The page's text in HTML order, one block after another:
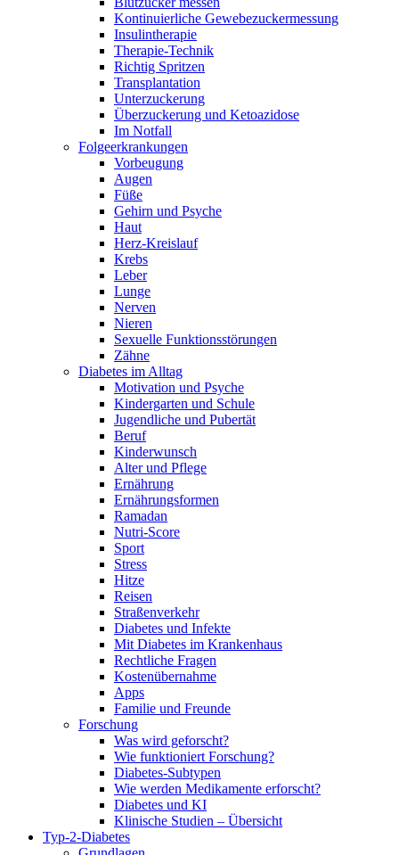
Kontinuierliche Gewebezuckermessung
Insulintherapie
Therapie-Technik
Richtig Spritzen
Transplantation
Unterzuckerung
Überzuckerung und Ketoazidose
Im Notfall
Folgeerkrankungen
Vorbeugung
Augen
Füße
Gehirn und Psyche
Haut
Herz-Kreislauf
Krebs
Leber
Lunge
Nerven
Nieren
Sexuelle Funktionsstörungen
Zähne
Diabetes im Alltag
Motivation und Psyche
Kindergarten und Schule
Jugendliche und Pubertät
Beruf
Kinderwunsch
Alter und Pflege
Ernährung
Ernährungsformen
Ramadan
Nutri-Score
Sport
Stress
Hitze
Reisen
Straßenverkehr
Diabetes und Infekte
Mit Diabetes im Krankenhaus
Rechtliche Fragen
Kostenübernahme
Apps
Familie und Freunde
Forschung
Was wird geforscht?
Wie funktioniert Forschung?
Diabetes-Subtypen
Wie werden Medikamente erforscht?
Diabetes und KI
Klinische Studien – Übersicht
Typ-2-Diabetes